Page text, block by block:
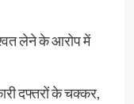
लेने के आरोप में
दफ्तरों के चक्कर,